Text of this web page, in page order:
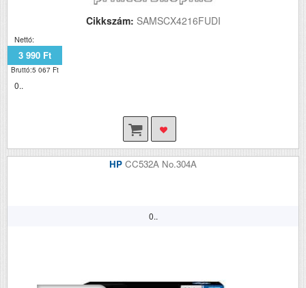
Cikkszám: SAMSCX4216FUDI
Nettó:
3 990 Ft
Bruttó:5 067 Ft
0..
HP CC532A No.304A
0..